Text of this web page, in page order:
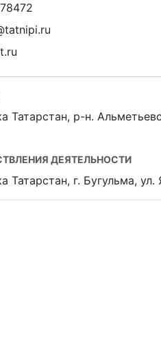
Татарстан, р-н.
ДЕЯТЕЛЬНОСТИ
Татарстан, г. Бугульма,